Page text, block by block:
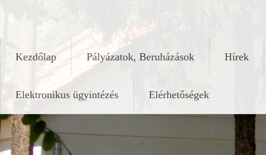
Kezdőlap Pályázatok, Beruházások Hírek
Elektronikus ügyintézés Elérhetőségek